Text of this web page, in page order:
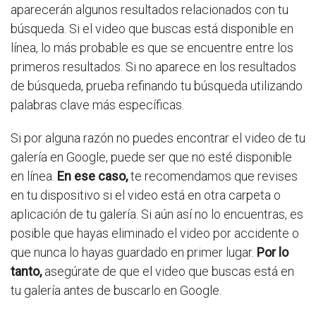
aparecerán algunos resultados relacionados con tu
búsqueda. Si el video que buscas está disponible en
línea, lo más probable es que se encuentre entre los
primeros resultados. Si no aparece en los resultados
de búsqueda, prueba refinando tu búsqueda utilizando
palabras clave más específicas.
Si por alguna razón no puedes encontrar el video de tu
galería en Google, puede ser que no esté disponible
en línea. En ese caso,te recomendamos que revises
en tu dispositivo si el video está en otra carpeta o
aplicación de tu galería. Si aún así no lo encuentras, es
posible que hayas eliminado el video por accidente o
que nunca lo hayas guardado en primer lugar. Por lo
tanto,asegúrate de que el video que buscas está en
tu galería antes de buscarlo en Google.